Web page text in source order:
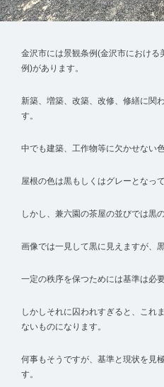
金沢市には景観条例(金沢市におけ
例)があります。
新築、増築、改築、改修、修繕に関
す。
中でも建築、工作物等に欠かせない
屋根の色は黒もしくはグレーとなって
しかし、兼六園の茶屋の並びでは黒
画像では一見して黒に見えますが、
一定の秩序を保つためには基準は必
しかしそれに囚われすぎると、これ
ないものになります。
何事もそうですが、基準と現状を見
す。